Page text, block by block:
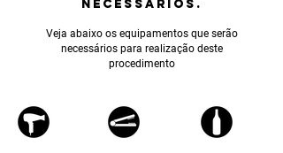
NECESSÁRIOS.
Veja abaixo os equipamentos que serão
necessários para realização deste
procedimento